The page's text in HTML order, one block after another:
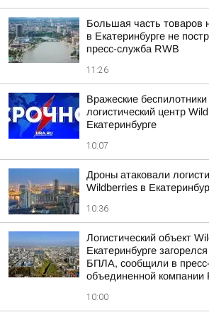
Большая часть товаров
в Екатеринбурге не
пресс-служба RWB
11:26
Вражеские
логистический центр
Екатеринбурге
10:07
Дроны атаковали
Wildberries в
10:36
Логистический объект
Екатеринбурге
БПЛА, сообщили в
объединенной компании
10:00